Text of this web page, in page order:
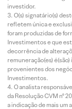
investidor.
O(s) signatário(s)
refletem única e
foram produzidas de
Investimentos e que
decorrência de
remuneração(es)
provenientes dos
Investimentos.
O analista
da Resolução CVM nº
a indicação de mais um